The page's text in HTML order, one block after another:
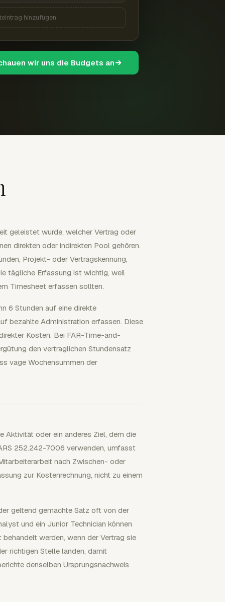
hinzufügen
wir uns die Budgets an
geleistet wurde, welcher Vertrag oder
direkten oder indirekten Pool gehören.
Projekt- oder Vertragskennung,
tägliche Erfassung ist wichtig, weil
Timesheet erfassen sollten.
6 Stunden auf eine direkte
bezahlte Administration erfassen. Diese
Kosten. Bei FAR-Time-and-
den vertraglichen Stundensatz
vage Wochensummen der
Aktivität oder ein anderes Ziel, dem die
252.242-7006 verwenden, umfasst
nach Zwischen- oder
zur Kostenrechnung, nicht zu einem
geltend gemachte Satz oft von der
und ein Junior Technician können
werden, wenn der Vertrag sie
richtigen Stelle landen, damit
denselben Ursprungsnachweis